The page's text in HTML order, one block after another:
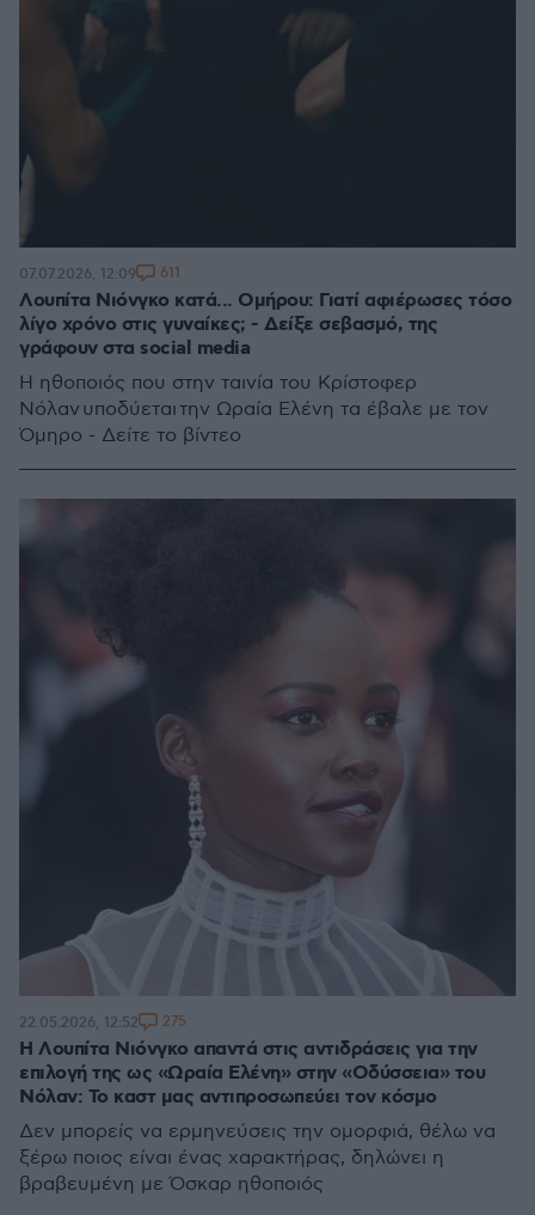
Λουπίτα Νιόνγκο κατά... Ομήρου: Γιατί αφιέρωσες τόσο
λίγο χρόνο στις γυναίκες; - Δείξε σεβασμό, της
γράφουν στα social media
Η ηθοποιός που στην ταινία του Κρίστοφερ
Νόλαν υποδύεται την Ωραία Ελένη τα έβαλε με τον
Όμηρο - Δείτε το βίντεο
07.07.2026, 12:09 611
Η Λουπίτα Νιόνγκο απαντά στις αντιδράσεις για την
επιλογή της ως «Ωραία Ελένη» στην «Οδύσσεια» του
Νόλαν: Το καστ μας αντιπροσωπεύει τον κόσμο
Δεν μπορείς να ερμηνεύσεις την ομορφιά, θέλω να
ξέρω ποιος είναι ένας χαρακτήρας, δηλώνει η
βραβευμένη με Όσκαρ ηθοποιός
22.05.2026, 12:52 275